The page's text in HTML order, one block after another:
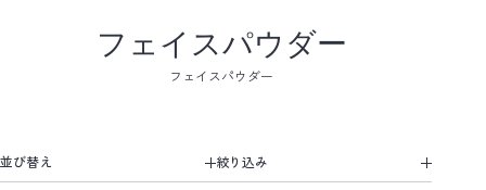
フェイスパウダー
フェイスパウダー
並び替え